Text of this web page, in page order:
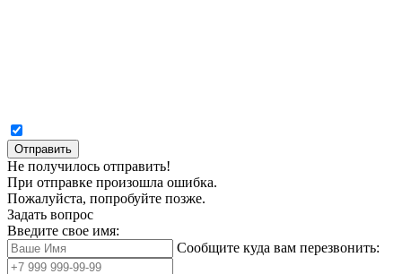
Отправить
Не получилось отправить!
При отправке произошла ошибка.
Пожалуйста, попробуйте позже.
Задать вопрос
Введите свое имя:
Сообщите куда вам перезвонить: